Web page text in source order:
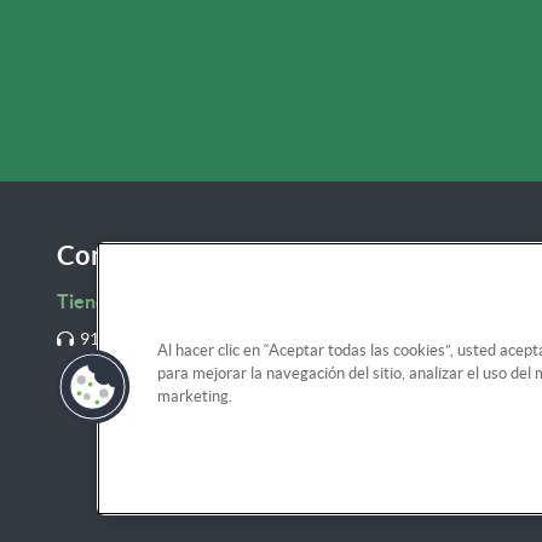
Contacta con nosotros
Tienda Online de Forletter
911 23 64 10
clientes@tienda.forletter.com
Al hacer clic en “Aceptar todas las cookies”, usted
para mejorar la navegación del sitio, analizar el uso
marketing.